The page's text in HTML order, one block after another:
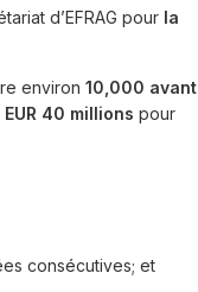
d’EFRAG pour la
environ 10,000 avant
EUR 40 millions pour
consécutives; et